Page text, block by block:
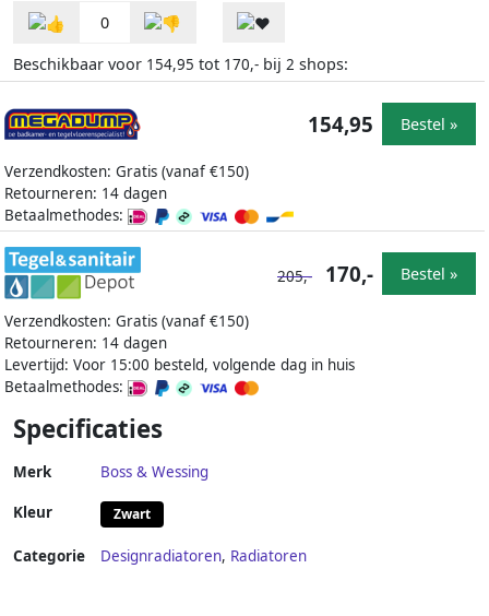
0
Beschikbaar voor 154,95 tot 170,- bij 2 shops:
Verzendkosten: Gratis (vanaf €150)
Retourneren: 14 dagen
Betaalmethodes:
154,95 Bestel »
Verzendkosten: Gratis (vanaf €150)
Retourneren: 14 dagen
Levertijd: Voor 15:00 besteld, volgende dag in huis
Betaalmethodes:
205,- 170,- Bestel »
Specificaties
Merk Boss & Wessing
Kleur Zwart
Categorie Designradiatoren, Radiatoren